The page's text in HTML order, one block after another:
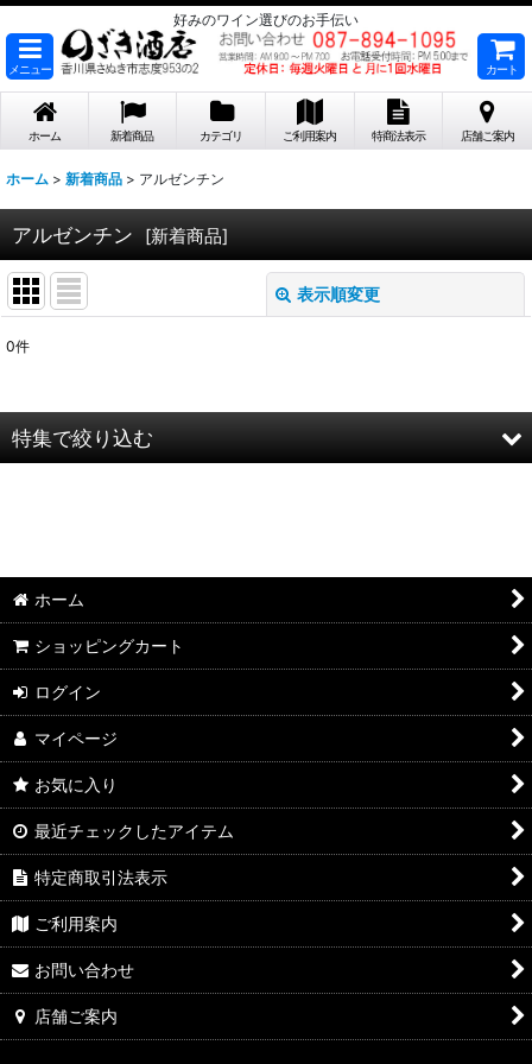
好みのワイン選びのお手伝い
メニュー カート
ホーム 新着商品 カテゴリ ご利用案内 特商法表示 店舗ご案内
ホーム > 新着商品 > アルゼンチン
アルゼンチン [新着商品]
表示順変更
在庫あり
0件
特集で絞り込む
2026年6月DMワイン
2026年5月DMワイン
2026年4月DMワイン
2026年3月DMワイン
2026年2月DMワイン
2026年1月DMワイン
2025年12月DMワイン
2025年11月DMワイン
2025年10月DMワイン
ホーム
ショッピングカート
ログイン
マイページ
お気に入り
最近チェックしたアイテム
特定商取引法表示
ご利用案内
お問い合わせ
店舗ご案内